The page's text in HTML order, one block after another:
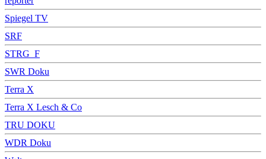
Spiegel TV
SRF
STRG_F
SWR Doku
Terra X
Terra X Lesch & Co
TRU DOKU
WDR Doku